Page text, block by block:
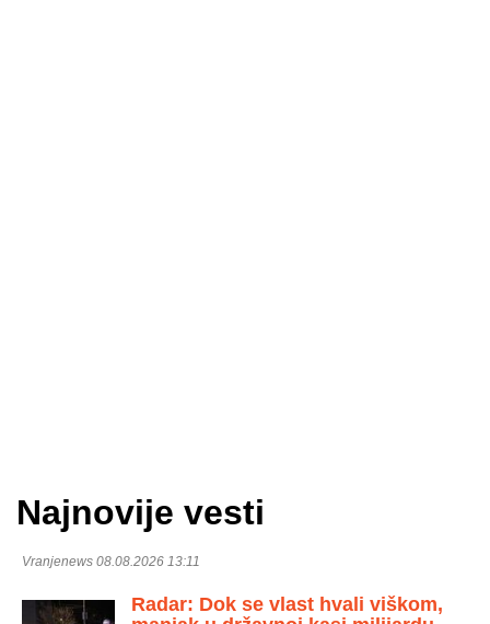
Najnovije vesti
Vranjenews 08.08.2026 13:11
Radar: Dok se vlast hvali viškom,